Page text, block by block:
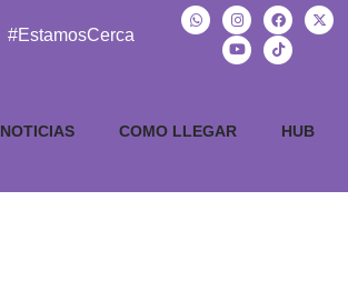
#EstamosCerca
NOTICIAS COMO LLEGAR HUB